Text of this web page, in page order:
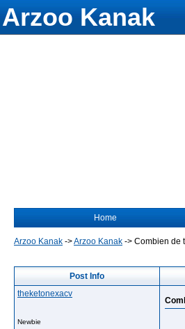
Arzoo Kanak
Home
Arzoo Kanak ->Arzoo Kanak -> Combien de
Post Info
theketonexacv
Newbie